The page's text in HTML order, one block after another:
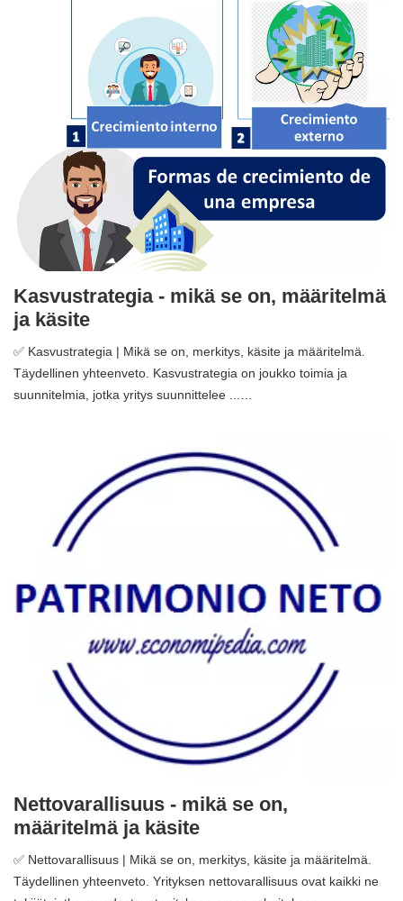
Kasvustrategia - mikä se on, määritelmä
ja käsite
✅ Kasvustrategia | Mikä se on, merkitys, käsite ja määritelmä.
Täydellinen yhteenveto. Kasvustrategia on joukko toimia ja
suunnitelmia, jotka yritys suunnittelee ...…
Nettovarallisuus - mikä se on,
määritelmä ja käsite
✅ Nettovarallisuus | Mikä se on, merkitys, käsite ja määritelmä.
Täydellinen yhteenveto. Yrityksen nettovarallisuus ovat kaikki ne